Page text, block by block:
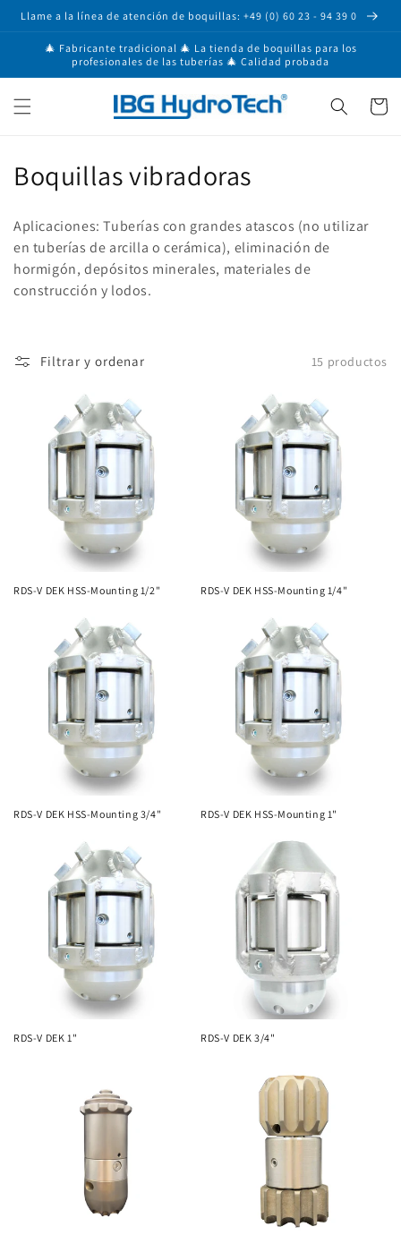
directamente
Llame a la línea de atención de boquillas: +49 (0) 60 23 - 94 39 0
🎄 Fabricante tradicional 🎄 La tienda de boquillas para los
profesionales de las tuberías 🎄 Calidad probada
Carrito
C
l
e
c
Boquillas vibradoras
Aplicaciones: Tuberías con grandes atascos (no utilizar
en tuberías de arcilla o cerámica), eliminación de
hormigón, depósitos minerales, materiales de
construcción y lodos.
Filtrar y ordenar 15 productos
RDS-V DEK HSS-Mounting 1/2" RDS-V DEK HSS-Mounting 1/4"
RDS-V DEK HSS-Mounting 3/4" RDS-V DEK HSS-Mounting 1"
RDS-V DEK 1" RDS-V DEK 3/4"